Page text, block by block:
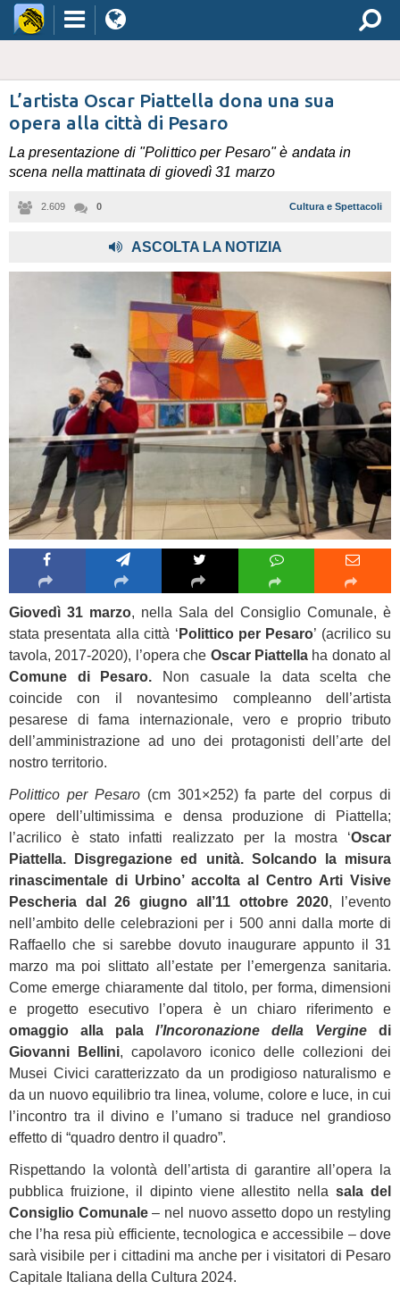
L’artista Oscar Piattella dona una sua
opera alla città di Pesaro
La presentazione di "Polittico per Pesaro" è andata in
scena nella mattinata di giovedì 31 marzo
2.609 0 Cultura e Spettacoli
ASCOLTA LA NOTIZIA
Giovedì 31 marzo, nella Sala del Consiglio Comunale, è
stata presentata alla città ‘ Polittico per Pesaro’ (acrilico su
tavola, 2017-2020), l’opera che Oscar Piattellaha donato al
Comune di Pesaro. Non casuale la data scelta che
coincide con il novantesimo compleanno dell’artista
pesarese di fama internazionale, vero e proprio tributo
dell’amministrazione ad uno dei protagonisti dell’arte del
nostro territorio.
Polittico per Pesaro(cm 301×252) fa parte del corpus di
opere dell’ultimissima e densa produzione di Piattella;
l’acrilico è stato infatti realizzato per la mostra ‘Oscar
Piattella. Disgregazione ed unità. Solcando la misura
rinascimentale di Urbino’ accolta al Centro Arti Visive
Pescheria dal 26 giugno all’11 ottobre 2020, l’evento
nell’ambito delle celebrazioni per i 500 anni dalla morte di
Raffaello che si sarebbe dovuto inaugurare appunto il 31
marzo ma poi slittato all’estate per l’emergenza sanitaria.
Come emerge chiaramente dal titolo, per forma, dimensioni
e progetto esecutivo l’opera è un chiaro riferimento e
omaggio alla pala l’Incoronazione della Vergine di
Giovanni Bellini, capolavoro iconico delle collezioni dei
Musei Civici caratterizzato da un prodigioso naturalismo e
da un nuovo equilibrio tra linea, volume, colore e luce, in cui
l’incontro tra il divino e l’umano si traduce nel grandioso
effetto di “quadro dentro il quadro”.
Rispettando la volontà dell’artista di garantire all’opera la
pubblica fruizione, il dipinto viene allestito nellasala del
Consiglio Comunale– nel nuovo assetto dopo un restyling
che l’ha resa più efficiente, tecnologica e accessibile – dove
sarà visibile per i cittadini ma anche per i visitatori di Pesaro
Capitale Italiana della Cultura 2024.